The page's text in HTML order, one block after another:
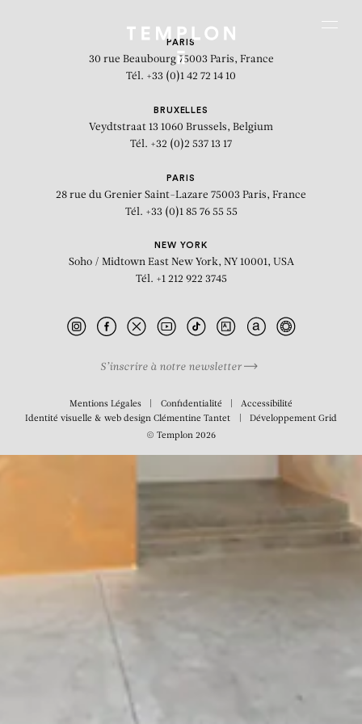
PARIS
30 rue Beaubourg 75003 Paris, France
Tél. +33 (0)1 42 72 14 10
BRUXELLES
Veydtstraat 13 1060 Brussels, Belgium
Tél. +32 (0)2 537 13 17
PARIS
28 rue du Grenier Saint-Lazare 75003 Paris, France
Tél. +33 (0)1 85 76 55 55
NEW YORK
Soho / Midtown East New York, NY 10001, USA
Tél. +1 212 922 3745
S’inscrire à notre newsletter
Mentions Légales Confidentialité
Accessibilité
Identité visuelle & web designClémentine Tantet Développement Grid
© Templon 2026